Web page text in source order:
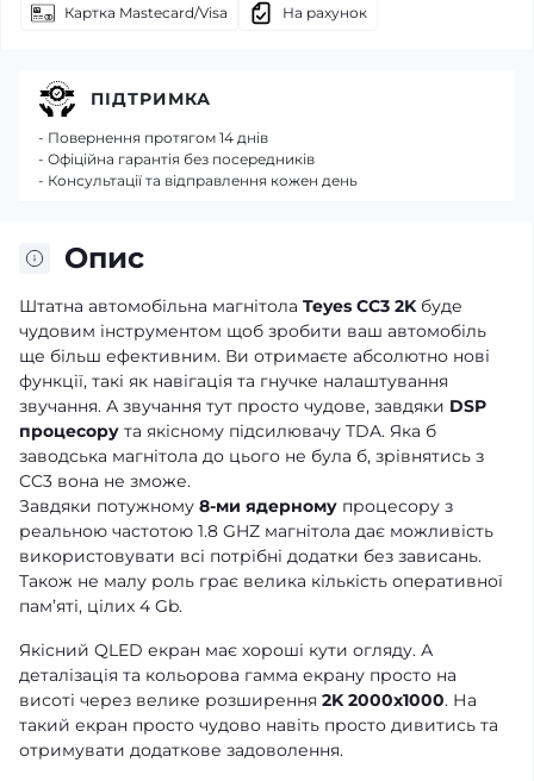
Картка Mastecard/Visa
На рахунок
Опис
Штатна автомобільна магнітола Teyes CC3 2Kбуде
чудовим інструментом щоб зробити ваш автомобіль
ще більш ефективним. Ви отримаєте абсолютно нові
функції, такі як навігація та гнучке налаштування
звучання. А звучання тут просто чудове, завдяки DSP
процесору та якісному підсилювачу TDA. Яка б
заводська магнітола до цього не була б, зрівнятись з
CC3 вона не зможе.
Завдяки потужному 8-ми ядерному процесору з
реальною частотою 1.8 GHZ магнітола дає можливість
використовувати всі потрібні додатки без зависань.
Також не малу роль грає велика кількість оперативної
памʼяті, цілих 4 Gb.
Якісний QLED екран має хороші кути огляду. А
деталізація та кольорова гамма екрану просто на
висоті через велике розширення 2K 2000x1000. На
такий екран просто чудово навіть просто дивитись та
отримувати додаткове задоволення.
ПІДТРИМКА
- Повернення протягом 14 днів
- Офіційна гарантія без посередників
- Консультації та відправлення кожен день